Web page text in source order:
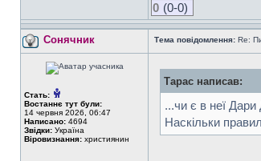
0 (0-0)
Сонячник Тема повідомлення: Re:
Стать:
Востаннє тут були:
14 червня 2026, 06:47
Написано: 4694
Звідки: Україна
Віровизнання: християнин
Тарас написав:
...чи є в неї Дари
Наскільки